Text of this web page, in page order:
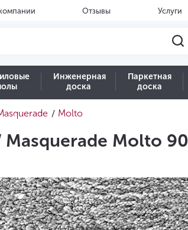
Отзывы Услуги
Инженерная
доска
Паркетная
доска
/ Molto
Masquerade Molto 90